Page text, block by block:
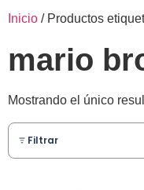
Inicio / Productos
mario
Mostrando el único
Filtrar